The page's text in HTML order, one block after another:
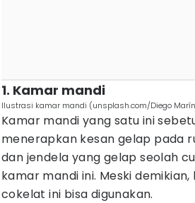
1. Kamar mandi
Ilustrasi kamar mandi (unsplash.com/Diego
Kamar mandi yang satu ini
menerapkan kesan gelap pada
dan jendela yang gelap seolah
kamar mandi ini. Meski
cokelat ini bisa digunakan.